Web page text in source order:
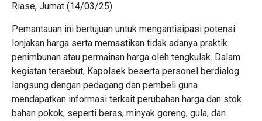
Riase, Jumat (14/03/25)
Pemantauan ini bertujuan untuk mengantisipasi potensi
lonjakan harga serta memastikan tidak adanya praktik
penimbunan atau permainan harga oleh tengkulak. Dalam
kegiatan tersebut, Kapolsek beserta personel berdialog
langsung dengan pedagang dan pembeli guna
mendapatkan informasi terkait perubahan harga dan stok
bahan pokok, seperti beras, minyak goreng, gula, dan